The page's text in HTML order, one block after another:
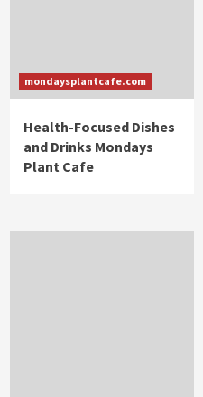
mondaysplantcafe.com
Health-Focused Dishes
and Drinks Mondays
Plant Cafe